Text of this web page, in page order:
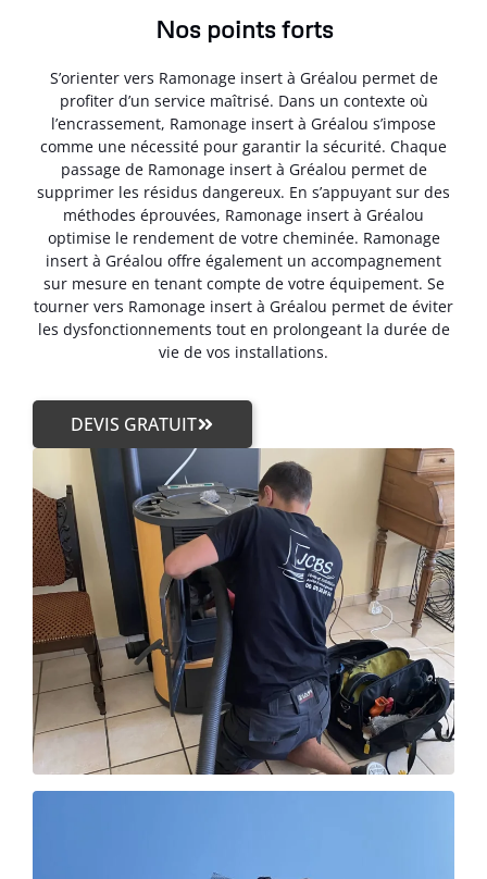
Nos points forts
S’orienter vers Ramonage insert à Gréalou permet de
profiter d’un service maîtrisé. Dans un contexte où
l’encrassement, Ramonage insert à Gréalou s’impose
comme une nécessité pour garantir la sécurité. Chaque
passage de Ramonage insert à Gréalou permet de
supprimer les résidus dangereux. En s’appuyant sur des
méthodes éprouvées, Ramonage insert à Gréalou
optimise le rendement de votre cheminée. Ramonage
insert à Gréalou offre également un accompagnement
sur mesure en tenant compte de votre équipement. Se
tourner vers Ramonage insert à Gréalou permet de éviter
les dysfonctionnements tout en prolongeant la durée de
vie de vos installations.
DEVIS GRATUIT